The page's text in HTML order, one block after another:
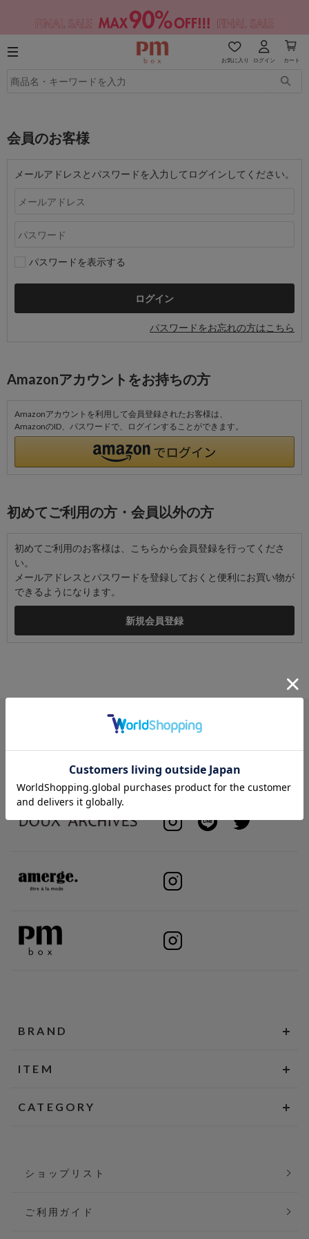
お気に入り ログイン カート
会員のお客様
メールアドレスとパスワードを入力してログインしてください。
パスワードを表示する
パスワードをお忘れの方はこちら
Amazonアカウントをお持ちの方
Amazonアカウントを利用して会員登録されたお客様は、
AmazonのID、パスワードで、ログインすることができます。
初めてご利用の方・会員以外の方
初めてご利用のお客様は、こちらから会員登録を行ってくださ
い。
メールアドレスとパスワードを登録しておくと便利にお買い物が
できるようになります。
BRAND
ITEM
CATEGORY
ショップリスト
ご利用ガイド